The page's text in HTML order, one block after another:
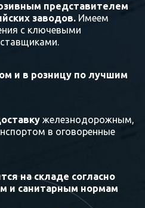
представителем
заводов. Имеем
с ключевыми
и в розницу по лучшим
железнодорожным,
в оговоренные
на складе согласно
и санитарным нормам